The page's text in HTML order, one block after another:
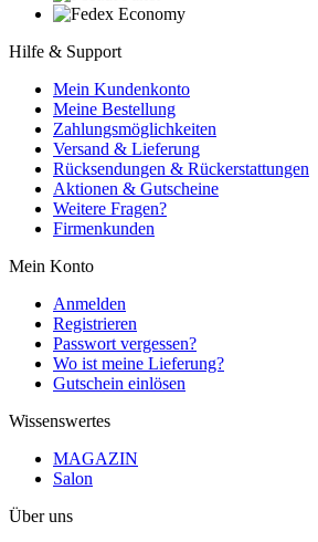
Hilfe & Support
Mein Kundenkonto
Meine Bestellung
Zahlungsmöglichkeiten
Versand & Lieferung
Rücksendungen & Rückerstattungen
Aktionen & Gutscheine
Weitere Fragen?
Firmenkunden
Mein Konto
Anmelden
Registrieren
Passwort vergessen?
Wo ist meine Lieferung?
Gutschein einlösen
Wissenswertes
MAGAZIN
Salon
Über uns